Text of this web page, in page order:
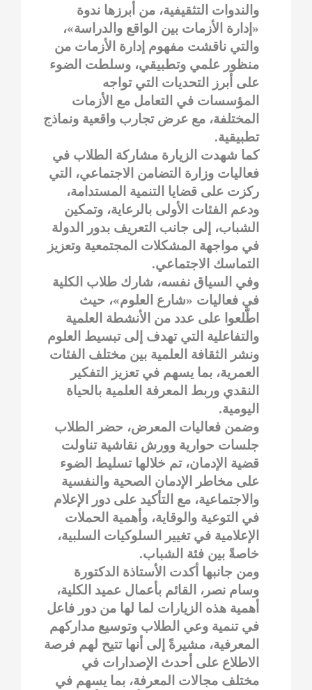
والندوات التثقيفية، من أبرزها ندوة
«إدارة الأزمات بين الواقع والدراسة»،
والتي ناقشت مفهوم إدارة الأزمات من
منظور علمي وتطبيقي، وسلطت الضوء
على أبرز التحديات التي تواجه
المؤسسات في التعامل مع الأزمات
المختلفة، مع عرض تجارب واقعية ونماذج
تطبيقية.
كما شهدت الزيارة مشاركة الطلاب في
فعاليات وزارة التضامن الاجتماعي، التي
ركزت على قضايا التنمية المستدامة،
ودعم الفئات الأولى بالرعاية، وتمكين
الشباب، إلى جانب التعريف بدور الدولة
في مواجهة المشكلات المجتمعية وتعزيز
التماسك الاجتماعي.
وفي السياق نفسه، شارك طلاب الكلية
في فعاليات «شارع العلوم»، حيث
اطّلعوا على عدد من الأنشطة العلمية
والتفاعلية التي تهدف إلى تبسيط العلوم
ونشر الثقافة العلمية بين مختلف الفئات
العمرية، بما يسهم في تعزيز التفكير
النقدي وربط المعرفة العلمية بالحياة
اليومية.
وضمن فعاليات المعرض، حضر الطلاب
جلسات حوارية وورش نقاشية تناولت
قضية الإدمان، تم خلالها تسليط الضوء
على مخاطر الإدمان الصحية والنفسية
والاجتماعية، مع التأكيد على دور الإعلام
في التوعية والوقاية، وأهمية الحملات
الإعلامية في تغيير السلوكيات السلبية،
خاصةً بين فئة الشباب.
ومن جانبها أكدت الأستاذة الدكتورة
وسام نصر، القائم بأعمال عميد الكلية،
أهمية هذه الزيارات لما لها من دور فاعل
في تنمية وعي الطلاب وتوسيع مداركهم
المعرفية، مشيرةً إلى أنها تتيح لهم فرصة
الاطلاع على أحدث الإصدارات في
مختلف مجالات المعرفة، بما يسهم في